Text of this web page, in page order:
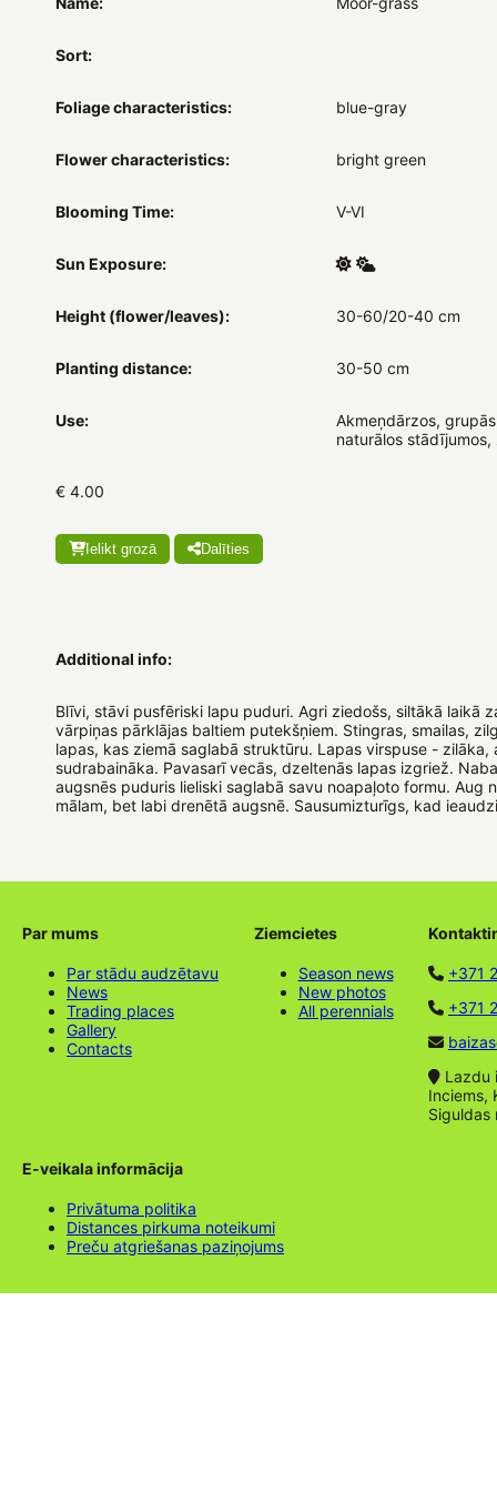
Sort:
Foliage characteristics: blue-gray
Flower characteristics: bright green
Blooming Time: V-VI
Sun Exposure:
Height (flower/leaves): 30-60/20-40 cm
Planting distance: 30-50 cm
Use:
Akmeņdārzos,
naturālos stādījumos,
€ 4.00
Ielikt grozā Dalīties
Additional info:
Blīvi, stāvi pusfēriski lapu puduri. Agri ziedošs, siltākā laikā
vārpiņas pārklājas baltiem putekšņiem. Stingras, smailas,
lapas, kas ziemā saglabā struktūru. Lapas virspuse - zilāka,
sudrabaināka. Pavasarī vecās, dzeltenās lapas izgriež.
augsnēs puduris lieliski saglabā savu noapaļoto formu. Aug
mālam, bet labi drenētā augsnē. Sausumizturīgs, kad
Par mums
Par stādu audzētavu
News
Trading places
Gallery
Contacts
Ziemcietes
Season news
New photos
All perennials
+371
+371
Lazdu
Inciems,
Siguldas
E-veikala informācija
Privātuma politika
Distances pirkuma noteikumi
Preču atgriešanas paziņojums